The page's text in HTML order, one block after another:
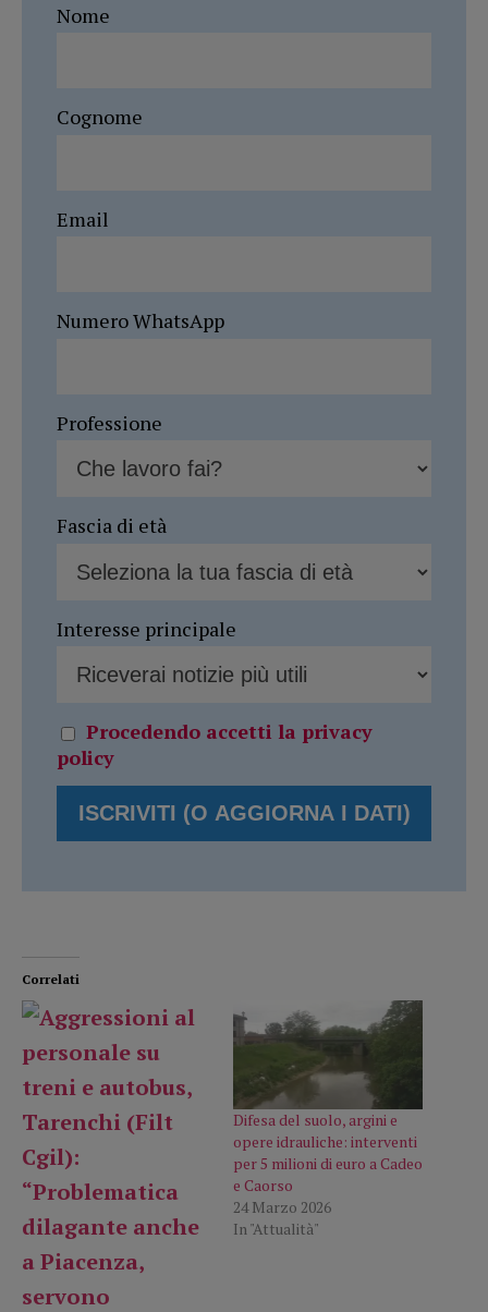
Nome
Cognome
Email
Numero WhatsApp
Professione
Fascia di età
Interesse principale
Procedendo accetti la privacy
policy
Correlati
Difesa del suolo, argini e
opere idrauliche: interventi
per 5 milioni di euro a Cadeo
e Caorso
24 Marzo 2026
In "Attualità"